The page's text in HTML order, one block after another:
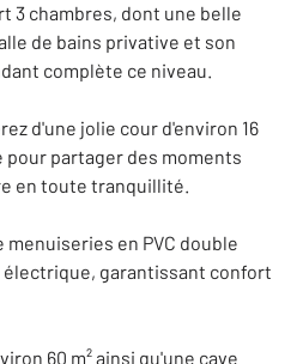
3 chambres, dont une belle
de bains privative et son
complète ce niveau.
d'une jolie cour d'environ 16
pour partager des moments
en toute tranquillité.
en PVC double
garantissant confort
60 m² ainsi qu'une cave